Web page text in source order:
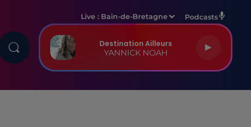
Live : Bain-de-Bretagne Podcasts
Destination Ailleurs
YANNICK NOAH